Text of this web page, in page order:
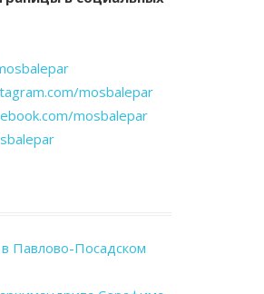
mosbalepar
mosbalepar
Павлово-Посадском